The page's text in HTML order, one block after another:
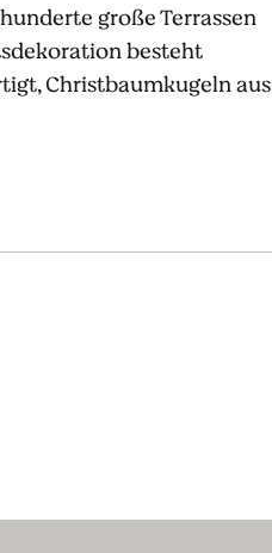
große Terrassen
besteht
Christbaumkugeln aus